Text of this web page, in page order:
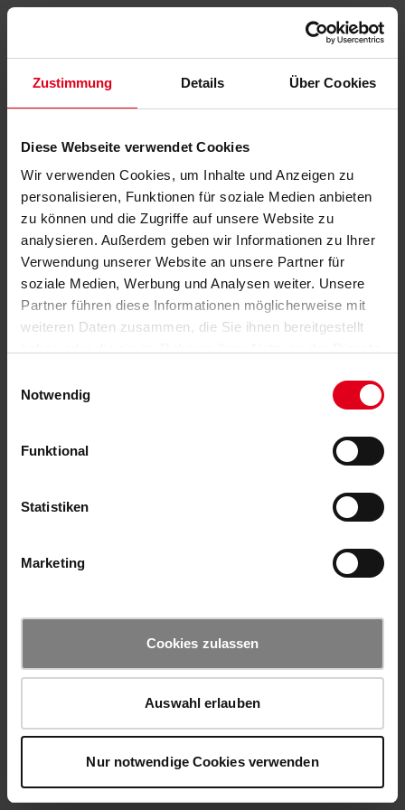
Zustimmung Details Über Cookies
Diese Webseite verwendet Cookies
Wir verwenden Cookies, um Inhalte und Anzeigen zu
personalisieren, Funktionen für soziale Medien anbieten
zu können und die Zugriffe auf unsere Website zu
analysieren. Außerdem geben wir Informationen zu Ihrer
Verwendung unserer Website an unsere Partner für
soziale Medien, Werbung und Analysen weiter. Unsere
Partner führen diese Informationen möglicherweise mit
weiteren Daten zusammen, die Sie ihnen bereitgestellt
Notwendig
Funktional
Statistiken
Marketing
Cookies zulassen
Auswahl erlauben
Nur notwendige Cookies verwenden